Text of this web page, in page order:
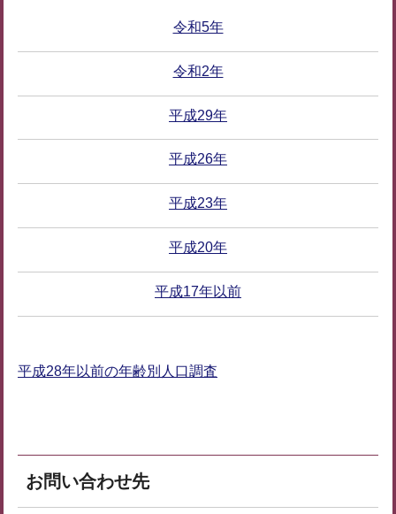
令和5年
令和2年
平成29年
平成26年
平成23年
平成20年
平成17年以前
平成28年以前の年齢別人口調査
お問い合わせ先